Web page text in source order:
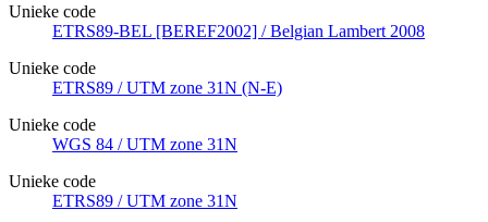
Unieke code
ETRS89-BEL [BEREF2002] / Belgian Lambert 2008
Unieke code
ETRS89 / UTM zone 31N (N-E)
Unieke code
WGS 84 / UTM zone 31N
Unieke code
ETRS89 / UTM zone 31N